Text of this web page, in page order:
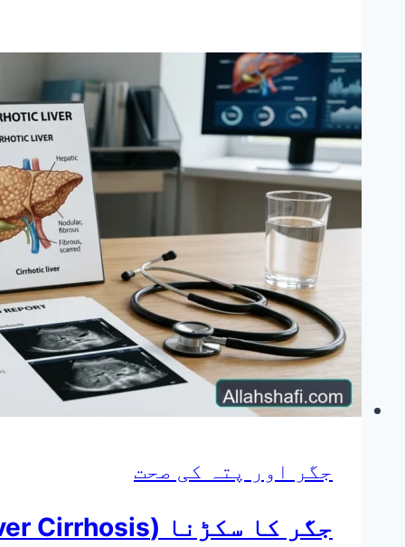
بعد
چھاتیوں
میں
دودھ
نہ
یا
کمی
|
7
بہترین
دیسی
ہربل
جگر اور پتہ کی صحت